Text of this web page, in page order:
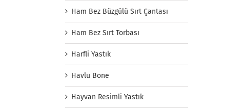
Ham Bez Büzgülü Sırt Çantası
Ham Bez Sırt Torbası
Harfli Yastık
Havlu Bone
Hayvan Resimli Yastık